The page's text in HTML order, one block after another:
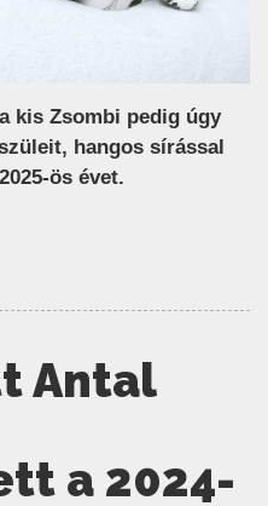
kis Zsombi pedig úgy
hangos sírással
ös évet.
Antal
a 2024-